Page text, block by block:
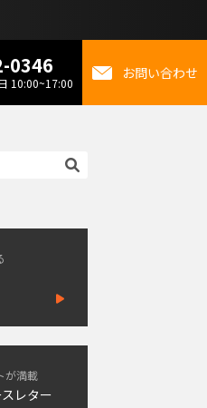
0346
10:00~17:00
お問い合わせ
が満載
レター